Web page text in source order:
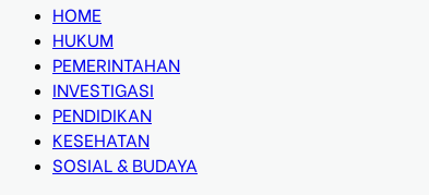
HOME
HUKUM
PEMERINTAHAN
INVESTIGASI
PENDIDIKAN
KESEHATAN
SOSIAL & BUDAYA